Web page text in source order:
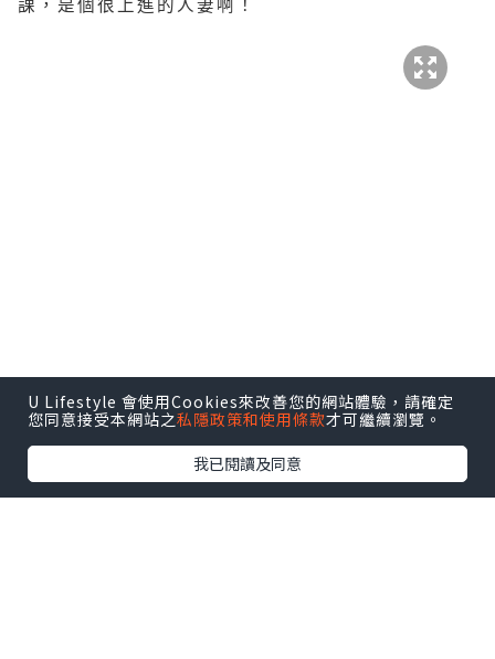
課，是個很上進的人妻啊！
U Lifestyle 會使用Cookies來改善您的網站體驗，請確定
您同意接受本網站之私隱政策和使用條款才可繼續瀏覽。
我已閱讀及同意